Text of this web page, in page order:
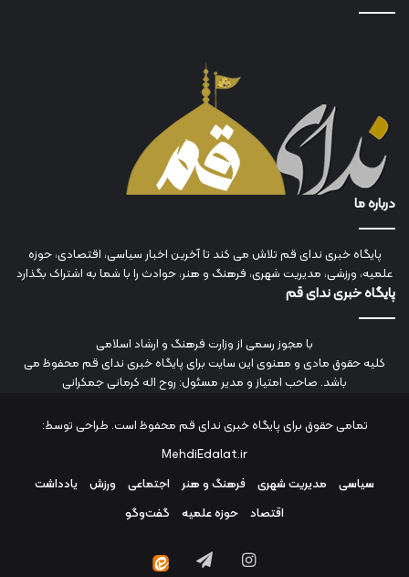
درباره ما
پایگاه خبری ندای قم تلاش می کند تا آخرین اخبار سیاسی، اقتصادی، حوزه
علمیه، ورزشی، مدیریت شهری، فرهنگ و هنر، حوادث را با شما به اشتراک بگذارد
پایگاه خبری ندای قم
با مجوز رسمی از وزارت فرهنگ و ارشاد اسلامی
کلیه حقوق مادی و معنوی این سایت برای پایگاه خبری ندای قم محفوظ می
باشد. صاحب امتیاز و مدیر مسئول: روح اله کرمانی جمکرانی
تمامی حقوق برای پایگاه خبری ندای قم محفوظ است. طراحی توسط:
MehdiEdalat.ir
سیاسی
مدیریت شهری فرهنگ و هنر اجتماعی ورزش
یادداشت
اقتصاد
حوزه علمیه گفت‌وگو
اینستاگرامتلگرام